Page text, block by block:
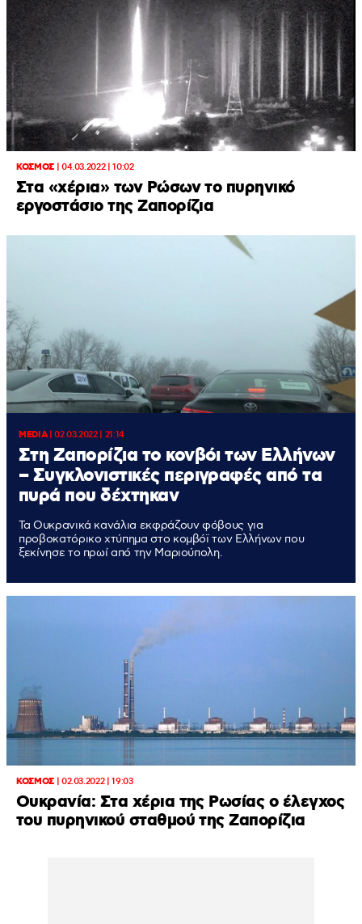
ΚΟΣΜΟΣ| 04.03.2022 | 10:02
Στα «χέρια» των Ρώσων το πυρηνικό
εργοστάσιο της Ζαπορίζια
MEDIA|02.03.2022 | 21:14
Στη Ζαπορίζια το κονβόι των Ελλήνων
– Συγκλονιστικές περιγραφές από τα
πυρά που δέχτηκαν
Τα Ουκρανικά κανάλια εκφράζουν φόβους για
προβοκατόρικο χτύπημα στο κομβόϊ των Ελλήνων που
ξεκίνησε το πρωί από την Μαριούπολη.
ΚΟΣΜΟΣ| 02.03.2022 | 19:03
Ουκρανία: Στα χέρια της Ρωσίας ο έλεγχος
του πυρηνικού σταθμού της Ζαπορίζια